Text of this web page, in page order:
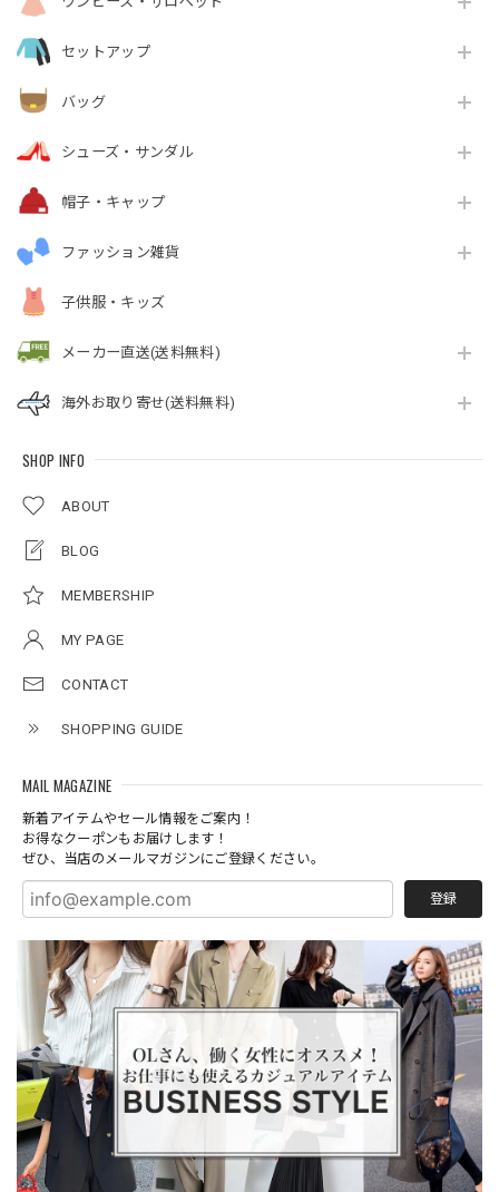
セットアップ
バッグ
シューズ・サンダル
帽子・キャップ
ファッション雑貨
子供服・キッズ
メーカー直送(送料無料)
海外お取り寄せ(送料無料)
SHOP INFO
ABOUT
BLOG
MEMBERSHIP
MY PAGE
CONTACT
SHOPPING GUIDE
MAIL MAGAZINE
新着アイテムやセール情報をご案内！
お得なクーポンもお届けします！
ぜひ、当店のメールマガジンにご登録ください。
登録